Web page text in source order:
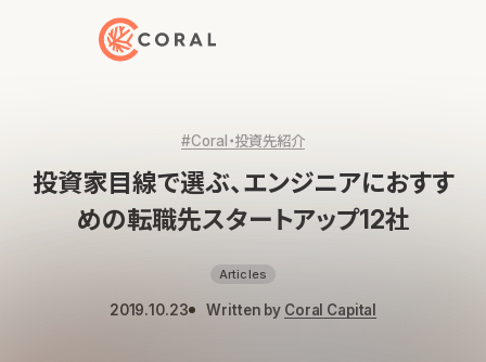
トップページへ戻る
#Coral・投資先紹介
投資家目線で選ぶ、エンジニアにおすす
めの転職先スタートアップ12社
Articles
2019.10.23 Written by Coral Capital